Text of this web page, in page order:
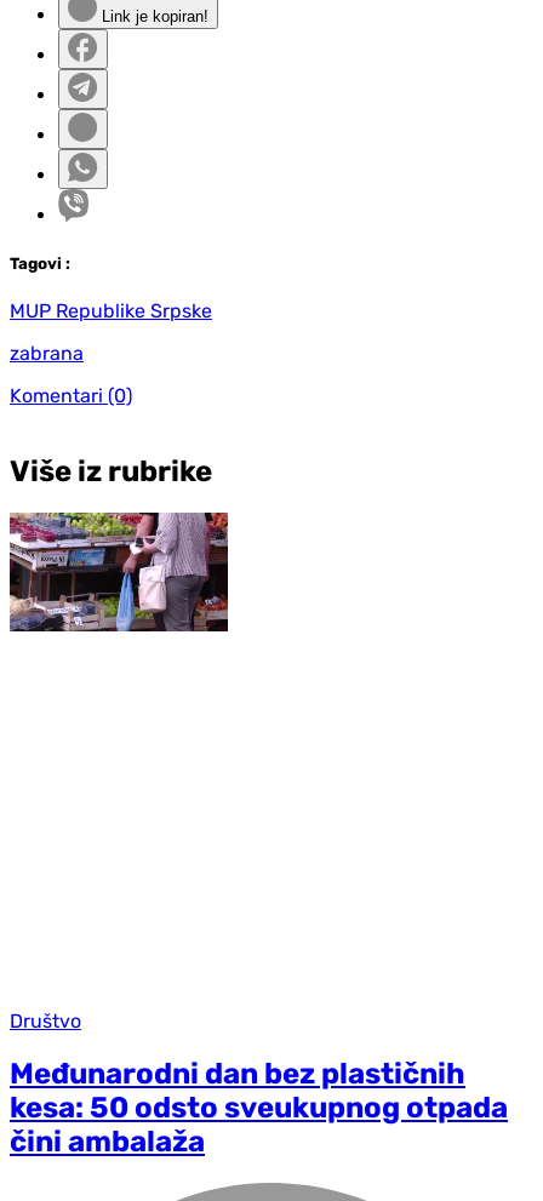
Link je kopiran!
Tagovi :
MUP Republike Srpske
zabrana
Komentari (0)
Više iz rubrike
Društvo
Međunarodni dan bez plastičnih
kesa: 50 odsto sveukupnog otpada
čini ambalaža